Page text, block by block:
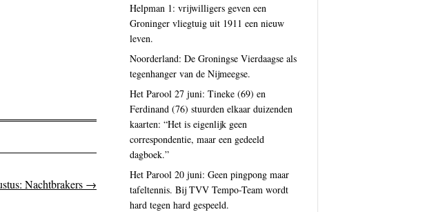
Nachtbrakers →
Helpman 1: vrijwilligers geven een
Groninger vliegtuig uit 1911 een nieuw
leven.
Noorderland: De Groningse Vierdaagse als
tegenhanger van de Nijmeegse.
Het Parool 27 juni: Tineke (69) en
Ferdinand (76) stuurden elkaar duizenden
kaarten: “Het is eigenlijk geen
correspondentie, maar een gedeeld
dagboek.”
Het Parool 20 juni: Geen pingpong maar
tafeltennis. Bij TVV Tempo-Team wordt
hard tegen hard gespeeld.